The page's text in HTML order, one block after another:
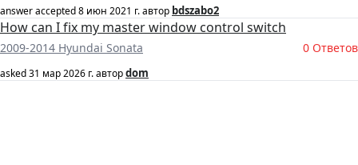
answer accepted8 июн 2021 г.автор bdszabo2
How can I fix my master window control switch
2009-2014 Hyundai Sonata 0 Ответов
asked31 мар 2026 г.авторdom